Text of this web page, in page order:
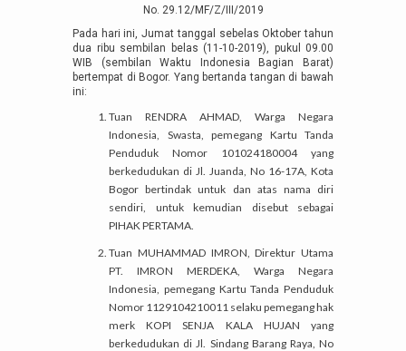
No. 29.12/MF/Z/III/2019
Pada hari ini, Jumat tanggal sebelas Oktober tahun
dua ribu sembilan belas (11-10-2019), pukul 09.00
WIB (sembilan Waktu Indonesia Bagian Barat)
bertempat di Bogor. Yang bertanda tangan di bawah
ini:
Tuan RENDRA AHMAD, Warga Negara
Indonesia, Swasta, pemegang Kartu Tanda
Penduduk Nomor 101024180004 yang
berkedudukan di Jl. Juanda, No 16-17A, Kota
Bogor bertindak untuk dan atas nama diri
sendiri, untuk kemudian disebut sebagai
PIHAK PERTAMA.
Tuan MUHAMMAD IMRON, Direktur Utama
PT. IMRON MERDEKA, Warga Negara
Indonesia, pemegang Kartu Tanda Penduduk
Nomor 1129104210011 selaku pemegang hak
merk KOPI SENJA KALA HUJAN yang
berkedudukan di Jl. Sindang Barang Raya, No